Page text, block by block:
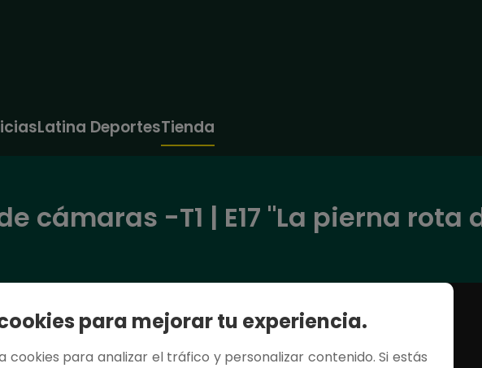
Latina DeportesTienda
cámaras -T1 | E17 "La pierna rota
para mejorar tu experiencia.
cookies para analizar el tráfico y personalizar contenido. Si estás